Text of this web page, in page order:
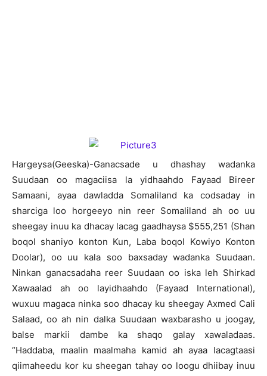
Hargeysa(Geeska)-Ganacsade u dhashay wadanka
Suudaan oo magaciisa la yidhaahdo Fayaad Bireer
Samaani, ayaa dawladda Somaliland ka codsaday in
sharciga loo horgeeyo nin reer Somaliland ah oo uu
sheegay inuu ka dhacay lacag gaadhaysa $555,251 (Shan
boqol shaniyo konton Kun, Laba boqol Kowiyo Konton
Doolar), oo uu kala soo baxsaday wadanka Suudaan.
Ninkan ganacsadaha reer Suudaan oo iska leh Shirkad
Xawaalad ah oo layidhaahdo (Fayaad International),
wuxuu magaca ninka soo dhacay ku sheegay Axmed Cali
Salaad, oo ah nin dalka Suudaan waxbarasho u joogay,
balse markii dambe ka shaqo galay xawaladaas.
“Haddaba, maalin maalmaha kamid ah ayaa lacagtaasi
qiimaheedu kor ku sheegan tahay oo loogu dhiibay inuu